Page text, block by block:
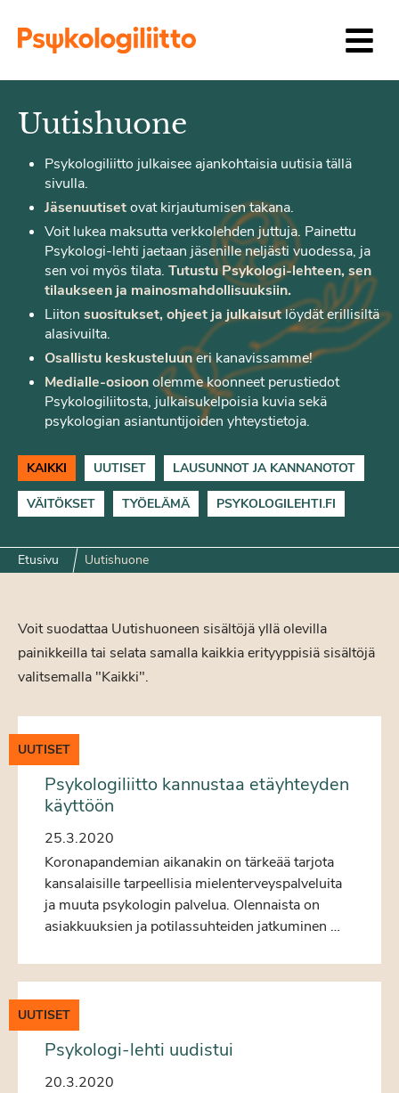
Uutishuone
Psykologiliitto julkaisee ajankohtaisia uutisia tällä
sivulla.
Jäsenuutisetovat kirjautumisen takana.
Voit lukea maksutta verkkolehden juttuja. Painettu
Psykologi-lehti jaetaan jäsenille neljästi vuodessa, ja
sen voi myös tilata. Tutustu Psykologi-lehteen, sen
tilaukseen ja mainosmahdollisuuksiin.
Liiton suositukset, ohjeet ja julkaisutlöydät erillisiltä
alasivuilta.
Osallistu keskusteluuneri kanavissamme!
Medialle-osioonolemme koonneet perustiedot
Psykologiliitosta, julkaisukelpoisia kuvia sekä
psykologian asiantuntijoiden yhteystietoja.
KAIKKI UUTISET LAUSUNNOT JA KANNANOTOT
VÄITÖKSET TYÖELÄMÄ PSYKOLOGILEHTI.FI
Etusivu Uutishuone
Voit suodattaa Uutishuoneen sisältöjä yllä olevilla
painikkeilla tai selata samalla kaikkia erityyppisiä sisältöjä
valitsemalla "Kaikki".
UUTISET
Psykologiliitto kannustaa etäyhteyden
käyttöön
25.3.2020
Koronapandemian aikanakin on tärkeää tarjota
kansalaisille tarpeellisia mielenterveyspalveluita
ja muuta psykologin palvelua. Olennaista on
asiakkuuksien ja potilassuhteiden jatkuminen …
UUTISET
Psykologi-lehti uudistui
20.3.2020